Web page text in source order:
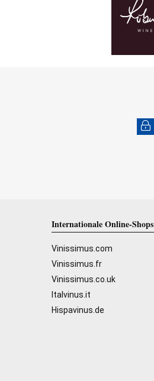
Internationale Online-Shops
Vinissimus.com
Vinissimus.fr
Vinissimus.co.uk
Italvinus.it
Hispavinus.de